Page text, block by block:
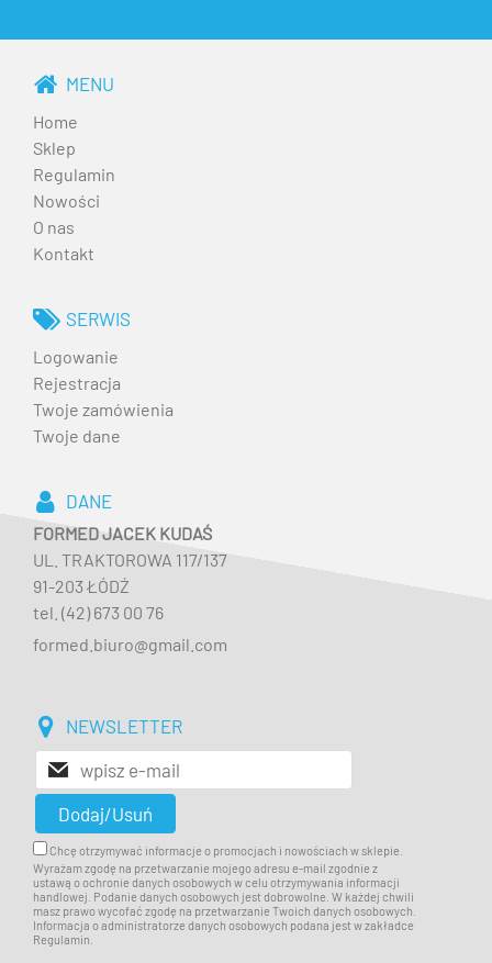
MENU
Home
Sklep
Regulamin
Nowości
O nas
Kontakt
SERWIS
Logowanie
Rejestracja
Twoje zamówienia
Twoje dane
DANE
FORMED JACEK KUDAŚ
UL. TRAKTOROWA 117/137
91-203 ŁÓDŹ
tel. (42) 673 00 76
formed.biuro@gmail.com
NEWSLETTER
Chcę otrzymywać informacje o promocjach i nowościach w sklepie.
Wyrażam zgodę na przetwarzanie mojego adresu e-mail zgodnie z
ustawą o ochronie danych osobowych w celu otrzymywania informacji
handlowej. Podanie danych osobowych jest dobrowolne. W każdej chwili
masz prawo wycofać zgodę na przetwarzanie Twoich danych osobowych.
Informacja o administratorze danych osobowych podana jest w zakładce
Regulamin.